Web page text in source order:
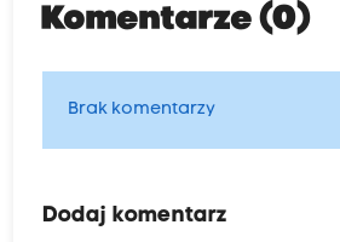
Komentarze (0)
Brak komentarzy
Dodaj komentarz